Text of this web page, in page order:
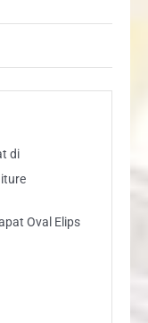
di
Oval Elips